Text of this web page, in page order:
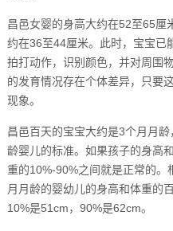
昌邑女婴的身高大约在52至65厘
约在36至44厘米。此时，宝宝已
拍打动作，识别颜色，并对周围
的发育情况存在个体差异，只要
现象。
昌邑百天的宝宝大约是3个月月
龄婴儿的标准。如果孩子的身高
重的10%-90%之间就是正常的
月月龄的婴幼儿的身高和体重的
10%是51cm，90%是62cm。